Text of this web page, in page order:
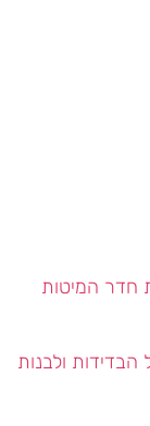
חדר המיטות
ולבנות